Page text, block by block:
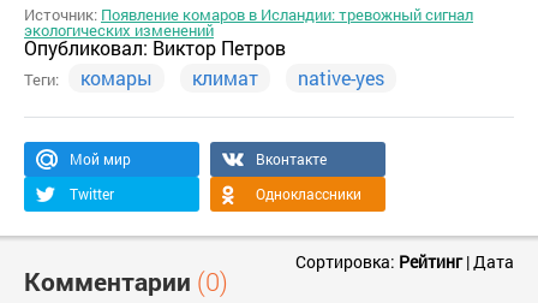
Источник: Появление комаров в Исландии: тревожный сигнал
экологических изменений
Опубликовал: Виктор Петров
Теги: комары климат native-yes
Мой мир
Вконтакте
Twitter
Одноклассники
Комментарии (0)
Сортировка: Рейтинг|Дата